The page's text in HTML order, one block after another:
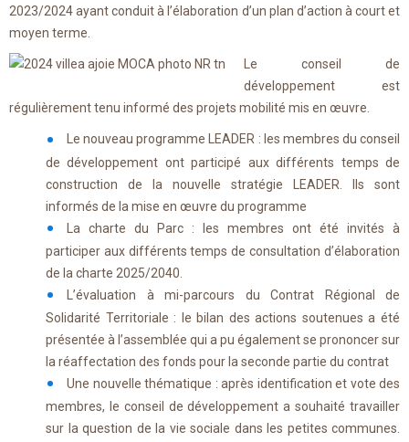
2023/2024 ayant conduit à l’élaboration d’un plan d’action à court et
moyen terme.
Le conseil de
développement est
régulièrement tenu informé des projets mobilité mis en œuvre.
Le nouveau programme LEADER : les membres du conseil
de développement ont participé aux différents temps de
construction de la nouvelle stratégie LEADER. Ils sont
informés de la mise en œuvre du programme
La charte du Parc : les membres ont été invités à
participer aux différents temps de consultation d’élaboration
de la charte 2025/2040.
L’évaluation à mi-parcours du Contrat Régional de
Solidarité Territoriale : le bilan des actions soutenues a été
présentée à l’assemblée qui a pu également se prononcer sur
la réaffectation des fonds pour la seconde partie du contrat
Une nouvelle thématique : après identification et vote des
membres, le conseil de développement a souhaité travailler
sur la question de la vie sociale dans les petites communes.